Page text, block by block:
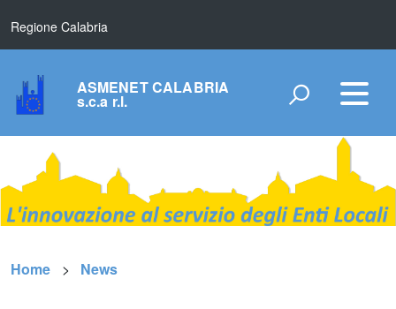
Regione Calabria
ASMENET CALABRIA
s.c.a r.l.
Home News